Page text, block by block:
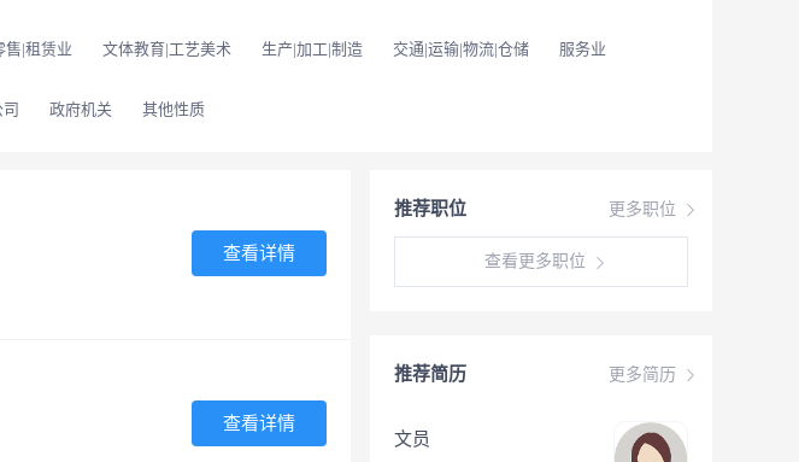
售|租赁业 文体教育|工艺美术 生产|加工|制造 交通|运输|物流|仓储
服务业
司 政府机关 其他性质
更多职位
推荐职位
查看更多职位
更多简历
推荐简历
文员
查看详情
查看详情